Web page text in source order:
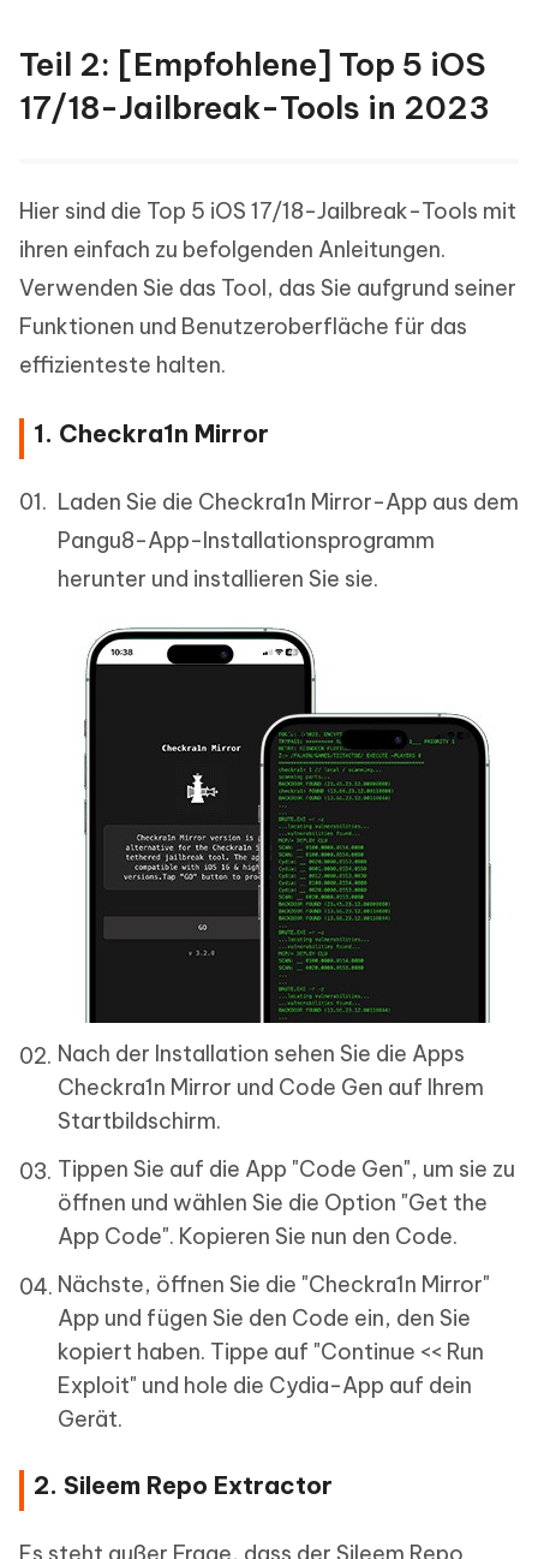
Teil 2: [Empfohlene] Top 5 iOS
17/18-Jailbreak-Tools in 2023
Hier sind die Top 5 iOS 17/18-Jailbreak-Tools mit
ihren einfach zu befolgenden Anleitungen.
Verwenden Sie das Tool, das Sie aufgrund seiner
Funktionen und Benutzeroberfläche für das
effizienteste halten.
1. Checkra1n Mirror
Laden Sie die Checkra1n Mirror-App aus dem
Pangu8-App-Installationsprogramm
herunter und installieren Sie sie.
Nach der Installation sehen Sie die Apps
Checkra1n Mirror und Code Gen auf Ihrem
Startbildschirm.
Tippen Sie auf die App "Code Gen", um sie zu
öffnen und wählen Sie die Option "Get the
App Code". Kopieren Sie nun den Code.
Nächste, öffnen Sie die "Checkra1n Mirror"
App und fügen Sie den Code ein, den Sie
kopiert haben. Tippe auf "Continue << Run
Exploit" und hole die Cydia-App auf dein
Gerät.
2. Sileem Repo Extractor
Es steht außer Frage, dass der Sileem Repo